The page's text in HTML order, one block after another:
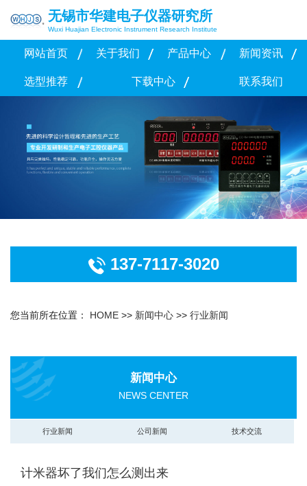
无锡市华建电子仪器研究所
Wuxi Huajian Electronic Instrument Research Institute
网站首页 关于我们 产品中心 新闻资讯
选型推荐 下载中心 联系我们
137-7117-3020
您当前所在位置： HOME >> 新闻中心 >> 行业新闻
新闻中心
NEWS CENTER
行业新闻 公司新闻 技术交流
计米器坏了我们怎么测出来